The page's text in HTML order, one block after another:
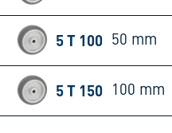
5 T 100 50 mm
5 T 150 100 mm